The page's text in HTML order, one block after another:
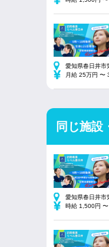
愛知県春日井
月給 25万円 〜
同じ施設
愛知県春日井
時給 1,500円